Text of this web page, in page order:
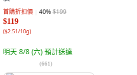
首購折扣價 40%$199
$119
($2.51/10g)
明天 8/8 (六) 預計送達
(661)